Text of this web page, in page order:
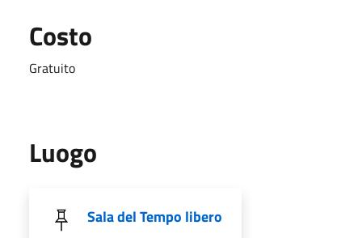
Costo
Gratuito
Luogo
Sala del Tempo libero